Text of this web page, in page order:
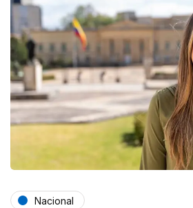
Nacional